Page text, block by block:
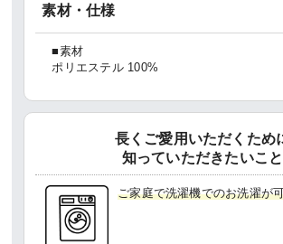
素材・仕様
■素材
ポリエステル 100%
長くご愛用いただくため
知っていただきたいこと
ご家庭で洗濯機でのお洗濯が